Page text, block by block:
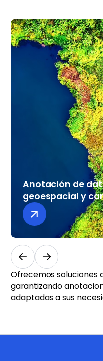
Anotación de
geoespacial y
Geoespacial y
Ofrecemos soluciones
garantizando
adaptadas a sus